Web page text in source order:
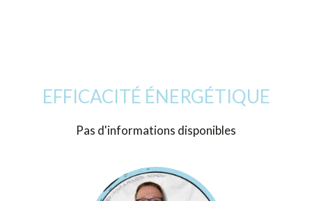
EFFICACITÉ ÉNERGÉTIQUE
Pas d'informations disponibles